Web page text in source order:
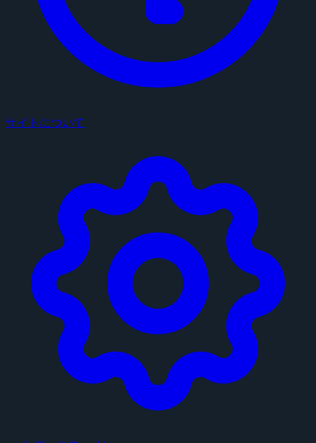
サイトについて